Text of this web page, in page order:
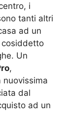
i
tanti altri
ad un
cosiddetto
Un
,
nuovissima
dal
ad un